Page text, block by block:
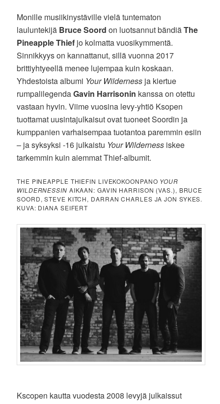
Monille musiikinystäville vielä tuntematon
lauluntekijä Bruce Soord on luotsannut bändiäThe
Pineapple Thief jo kolmatta vuosikymmentä.
Sinnikkyys on kannattanut, sillä vuonna 2017
brittiyhtyeellä menee lujempaa kuin koskaan.
Yhdestoista albumi Your Wilderness ja kiertue
rumpalilegendaGavin Harrisonin kanssa on otettu
vastaan hyvin. Viime vuosina levy-yhtiö Ksopen
tuottamat uusintajulkaisut ovat tuoneet Soordin ja
kumppanien varhaisempaa tuotantoa paremmin esiin
– ja syksyksi -16 julkaistu Your Wilderness iskee
tarkemmin kuin aiemmat Thief-albumit.
THE PINEAPPLE THIEFIN LIVEKOKOONPANO YOUR
WILDERNESSIN AIKAAN: GAVIN HARRISON (VAS.), BRUCE
SOORD, STEVE KITCH, DARRAN CHARLES JA JON SYKES.
KUVA: DIANA SEIFERT
Kscopen kautta vuodesta 2008 levyjä julkaissut